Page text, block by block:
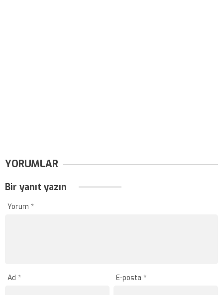
YORUMLAR
Bir yanıt yazın
Yorum *
Ad * E-posta*